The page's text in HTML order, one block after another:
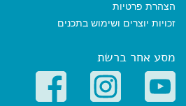
הצהרת פרטיות
זכויות יוצרים ושימוש בתכנים
מסע אחר ברשת